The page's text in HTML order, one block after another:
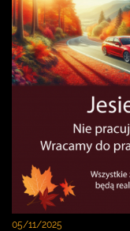
05/11/2025